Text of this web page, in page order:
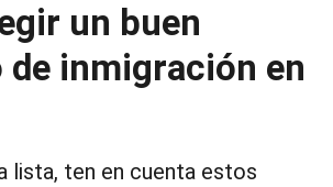
un buen
de inmigración en
lista, ten en cuenta estos